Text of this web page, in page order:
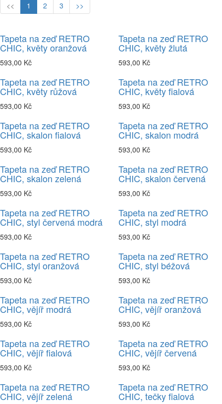
<< 1 2 3 >>
Tapeta na zeď RETRO
CHIC, květy oranžová
593,00 Kč
Tapeta na zeď RETRO
CHIC, květy žlutá
593,00 Kč
Tapeta na zeď RETRO
CHIC, květy růžová
593,00 Kč
Tapeta na zeď RETRO
CHIC, květy fialová
593,00 Kč
Tapeta na zeď RETRO
CHIC, skalon fialová
593,00 Kč
Tapeta na zeď RETRO
CHIC, skalon modrá
593,00 Kč
Tapeta na zeď RETRO
CHIC, skalon zelená
593,00 Kč
Tapeta na zeď RETRO
CHIC, skalon červená
593,00 Kč
Tapeta na zeď RETRO
CHIC, styl červená modrá
593,00 Kč
Tapeta na zeď RETRO
CHIC, styl modrá
593,00 Kč
Tapeta na zeď RETRO
CHIC, styl oranžová
593,00 Kč
Tapeta na zeď RETRO
CHIC, styl béžová
593,00 Kč
Tapeta na zeď RETRO
CHIC, vějíř modrá
593,00 Kč
Tapeta na zeď RETRO
CHIC, vějíř oranžová
593,00 Kč
Tapeta na zeď RETRO
CHIC, vějíř fialová
593,00 Kč
Tapeta na zeď RETRO
CHIC, vějíř červená
593,00 Kč
Tapeta na zeď RETRO
CHIC, vějíř zelená
Tapeta na zeď RETRO
CHIC, tečky fialová